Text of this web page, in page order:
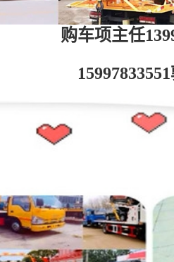
购车项主任